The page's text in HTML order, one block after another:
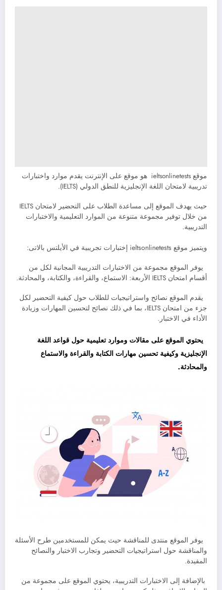
موقع ieltsonlinetests هو موقع على الإنترنت يقدم موارد واختبارات
تدريبية لامتحان اللغة الإنجليزية للنطق الدولي (IELTS).
حيث يهدف الموقع إلى مساعدة الطلاب على التحضير لامتحان IELTS
من خلال توفير مجموعة متنوعة من الموارد التعليمية والاختبارات
التدريبية.
ويتميز موقع ieltsonlinetests إختبارات تجريبية في الأيلتس بالاتى:
يوفر الموقع مجموعة من الاختبارات التدريبية المجانية لكل من
أقسام امتحان IELTS الأربعة: الاستماع، والقراءة، والكتابة، والمحادثة.
يقدم الموقع نصائح واستراتيجيات للطلاب حول كيفية التحضير لكل
جزء من امتحان IELTS، بما في ذلك نصائح لتحسين المهارات وزيادة
الأداء في الاختبار.
يحتوي الموقع على مقالات وموارد تعليمية حول قواعد اللغة
الإنجليزية وكيفية تحسين مهارات الكتابة والقراءة والاستماع
والمحادثة.
يوفر الموقع منتدى للمناقشة حيث يمكن للمستخدمين طرح الأسئلة
والمناقشة حول استراتيجيات التحضير وتجارب الاختبار والنصائح
المفيدة.
بالإضافة إلى الاختبارات التدريبية، يحتوي الموقع على مجموعة من